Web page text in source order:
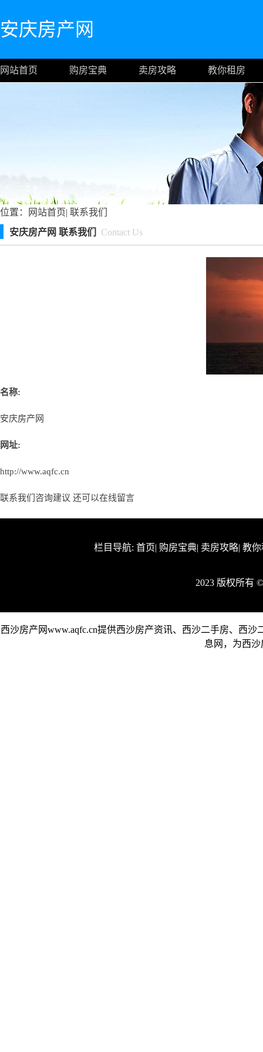
安庆房产网
网站首页 购房宝典 卖房攻略 教你租房
位置： 网站首页| 联系我们
安庆房产网 联系我们
Contact Us
名称:
安庆房产网
网址:
http://www.aqfc.cn
联系我们咨询建议 还可以在线留言
栏目导航: 首页| 购房宝典| 卖房攻略| 教
2023 版权所有
西沙房产网www.aqfc.cn提供西沙房产资讯、西沙二手房、西
息网，为西